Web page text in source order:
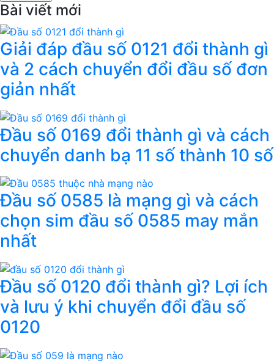
Bài viết mới
Giải đáp đầu số 0121 đổi thành gì
và 2 cách chuyển đổi đầu số đơn
giản nhất
Đầu số 0169 đổi thành gì và cách
chuyển danh bạ 11 số thành 10 số
Đầu số 0585 là mạng gì và cách
chọn sim đầu số 0585 may mắn
nhất
Đầu số 0120 đổi thành gì? Lợi ích
và lưu ý khi chuyển đổi đầu số
0120